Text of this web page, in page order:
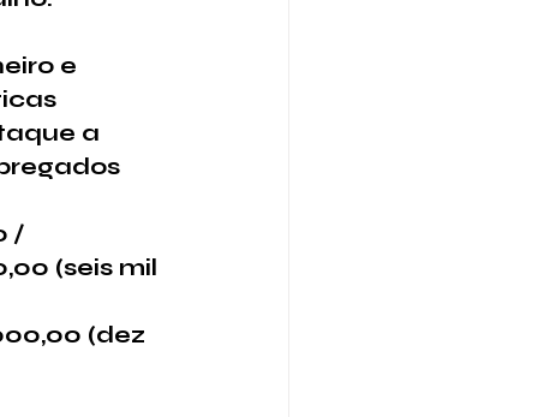
e
a
/
(seis mil
(dez